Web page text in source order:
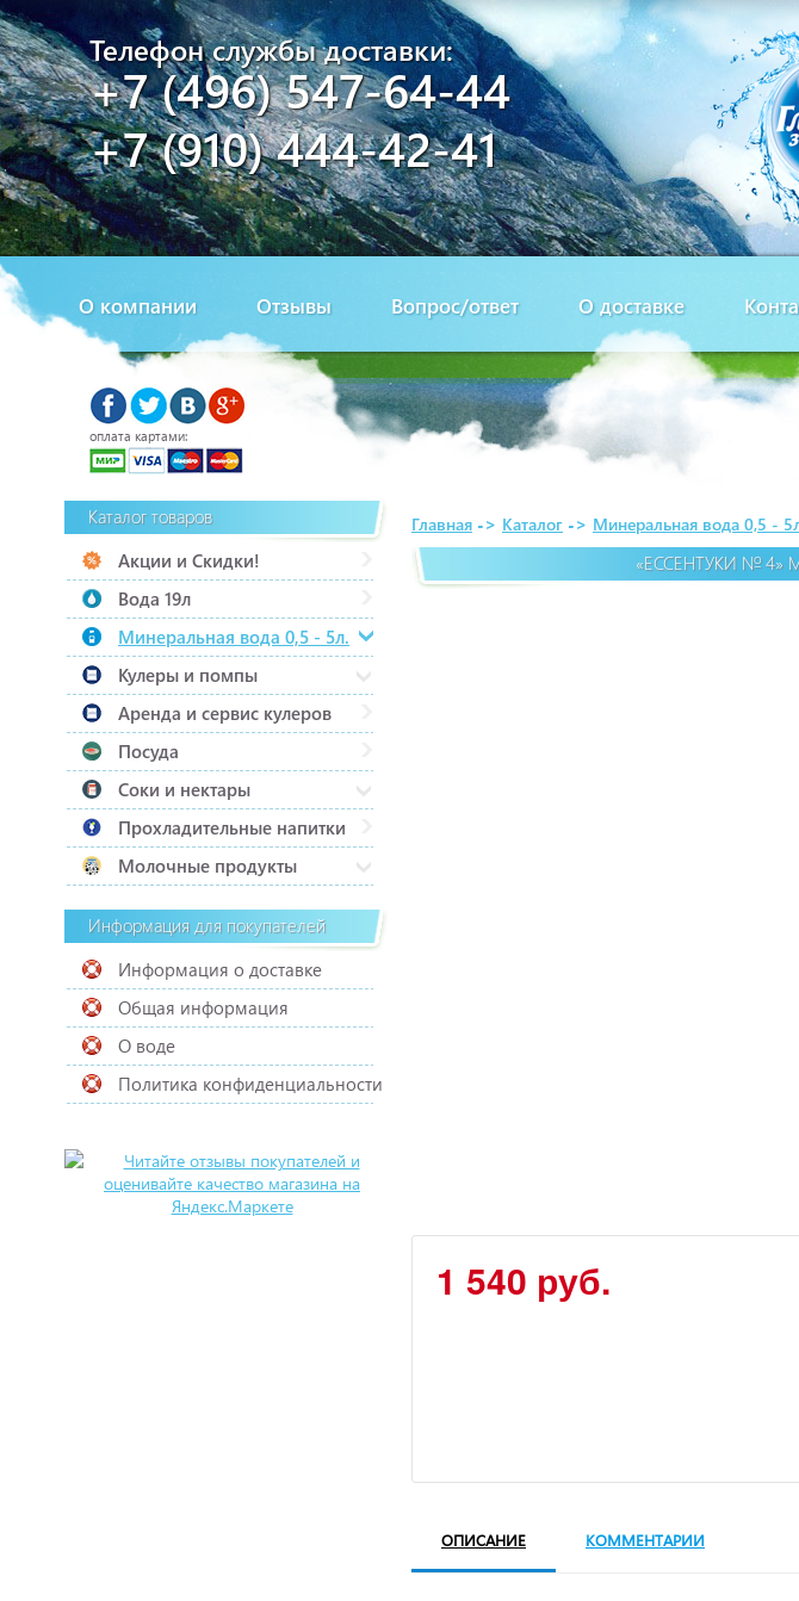
Телефон службы доставки:
+7 (496) 547-64-44
+7 (910) 444-42-41
О компании Отзывы Вопрос/ответ О доставке
оплата картами:
Каталог товаров
Акции и Скидки!
Вода 19л
Минеральная вода 0,5 - 5л.
Кулеры и помпы
Аренда и сервис кулеров
Посуда
Соки и нектары
Прохладительные напитки
Молочные продукты
Информация для покупателей
Информация о доставке
Общая информация
О воде
Политика конфиденциальности
Главная -> Каталог -> Минеральная вода 0,5 -
«ЕССЕНТУКИ № 4»
1 540 руб.
ОПИСАНИЕ КОММЕНТАРИИ